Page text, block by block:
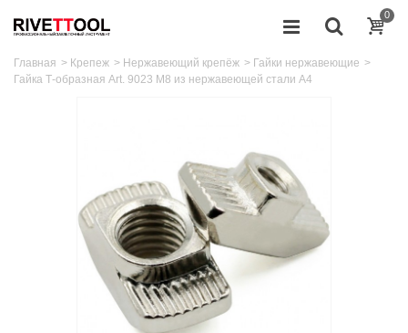
0
Главная > Крепеж > Нержавеющий крепёж > Гайки нержавеющие >
Гайка Т-образная Art. 9023 М8 из нержавеющей стали A4